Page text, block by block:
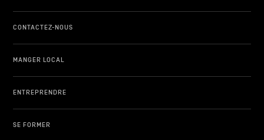
CONTACTEZ-NOUS
MANGER LOCAL
ENTREPRENDRE
SE FORMER